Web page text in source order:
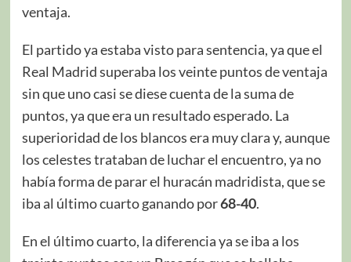
ventaja.
El partido ya estaba visto para sentencia, ya que el
Real Madrid superaba los veinte puntos de ventaja
sin que uno casi se diese cuenta de la suma de
puntos, ya que era un resultado esperado. La
superioridad de los blancos era muy clara y, aunque
los celestes trataban de luchar el encuentro, ya no
había forma de parar el huracán madridista, que se
iba al último cuarto ganando por68-40.
En el último cuarto, la diferencia ya se iba a los